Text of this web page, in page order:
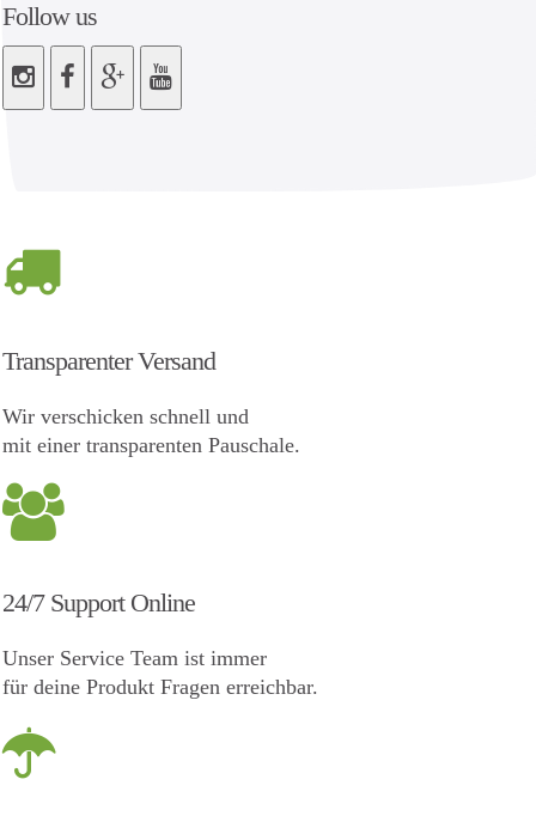
Follow us
Transparenter Versand
Wir verschicken schnell und
mit einer transparenten Pauschale.
24/7 Support Online
Unser Service Team ist immer
für deine Produkt Fragen erreichbar.